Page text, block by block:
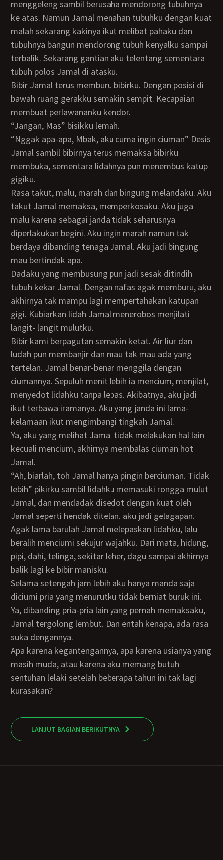
menggeleng sambil berusaha mendorong tubuhnya
ke atas. Namun Jamal menahan tubuhku dengan kuat
malah sekarang kakinya ikut melibat pahaku dan
tubuhnya bangun mendorong tubuh kenyalku sampai
terbalik. Sekarang gantian aku telentang sementara
tubuh polos Jamal di atasku.
Bibir Jamal terus memburu bibirku. Dengan posisi di
bawah ruang gerakku semakin sempit. Kecapaian
membuat perlawananku kendor.
“Jangan, Mas” bisikku lemah.
“Nggak apa-apa, Mbak, aku cuma ingin ciuman” Desis
Jamal sambil bibirnya terus memaksa bibirku
membuka, sementara lidahnya pun menembus katup
gigiku.
Rasa takut, malu, marah dan bingung melandaku. Aku
takut Jamal memaksa, memperkosaku. Aku juga
malu karena sebagai janda tidak seharusnya
diperlakukan begini. Aku ingin marah namun tak
berdaya dibanding tenaga Jamal. Aku jadi bingung
mau bertindak apa.
Dadaku yang membusung pun jadi sesak ditindih
tubuh kekar Jamal. Dengan nafas agak memburu, aku
akhirnya tak mampu lagi mempertahakan katupan
gigi. Kubiarkan lidah Jamal menerobos menjilati
langit- langit mulutku.
Bibir kami berpagutan semakin ketat. Air liur dan
ludah pun membanjir dan mau tak mau ada yang
tertelan. Jamal benar-benar menggila dengan
ciumannya. Sepuluh menit lebih ia mencium, menjilat,
menyedot lidahku tanpa lepas. Akibatnya, aku jadi
ikut terbawa iramanya. Aku yang janda ini lama-
kelamaan ikut mengimbangi tingkah Jamal.
Ya, aku yang melihat Jamal tidak melakukan hal lain
kecuali mencium, akhirnya membalas ciuman hot
Jamal.
“Ah, biarlah, toh Jamal hanya pingin berciuman. Tidak
lebih” pikirku sambil lidahku memasuki rongga mulut
Jamal, dan mendadak disedot dengan kuat oleh
Jamal seperti hendak ditelan. aku jadi gelagapan.
Agak lama barulah Jamal melepaskan lidahku, lalu
beralih menciumi sekujur wajahku. Dari mata, hidung,
pipi, dahi, telinga, sekitar leher, dagu sampai akhirnya
balik lagi ke bibir manisku.
Selama setengah jam lebih aku hanya manda saja
diciumi pria yang menurutku tidak berniat buruk ini.
Ya, dibanding pria-pria lain yang pernah memaksaku,
Jamal tergolong lembut. Dan entah kenapa, ada rasa
suka dengannya.
Apa karena kegantengannya, apa karena usianya yang
masih muda, atau karena aku memang butuh
sentuhan lelaki setelah beberapa tahun ini tak lagi
kurasakan?
LANJUT BAGIAN BERIKUTNYA